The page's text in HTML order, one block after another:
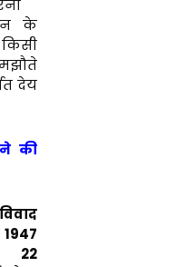
के
देय
की
22